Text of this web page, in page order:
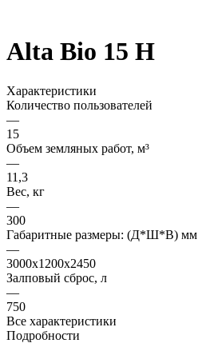
Alta Bio 15 Н
Характеристики
Количество пользователей
—
15
Объем земляных работ, м³
—
11,3
Вес, кг
—
300
Габаритные размеры: (Д*Ш*В) мм
—
3000х1200х2450
Залповый сброс, л
—
750
Все характеристики
Подробности